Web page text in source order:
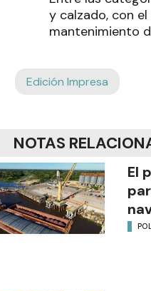
y calzado, con
mantenimiento
Edición Impresa
NOTAS
El